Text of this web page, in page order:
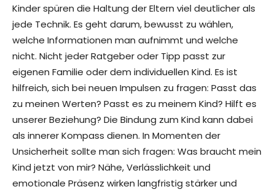
Kinder spüren die Haltung der Eltern viel deutlicher als
jede Technik. Es geht darum, bewusst zu wählen,
welche Informationen man aufnimmt und welche
nicht. Nicht jeder Ratgeber oder Tipp passt zur
eigenen Familie oder dem individuellen Kind. Es ist
hilfreich, sich bei neuen Impulsen zu fragen: Passt das
zu meinen Werten? Passt es zu meinem Kind? Hilft es
unserer Beziehung? Die Bindung zum Kind kann dabei
als innerer Kompass dienen. In Momenten der
Unsicherheit sollte man sich fragen: Was braucht mein
Kind jetzt von mir? Nähe, Verlässlichkeit und
emotionale Präsenz wirken langfristig stärker und